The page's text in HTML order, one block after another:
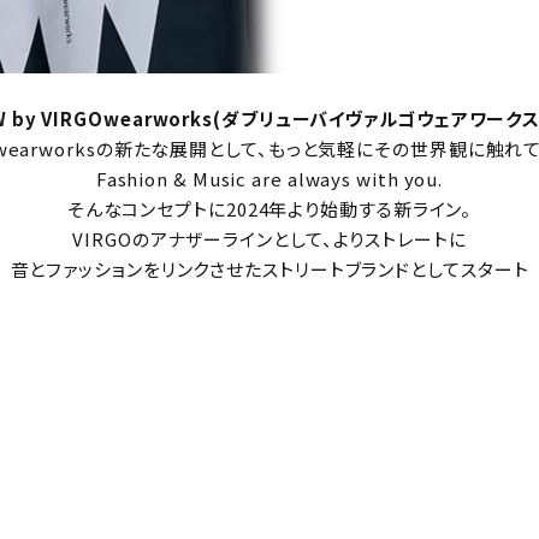
by VIRGOwearworks(ダブリューバイヴァルゴウェアワーク
の新たな展開として、もっと気軽にその世界観に触れて
Fashion & Music are always with you.
そんなコンセプトに2024年より始動する新ライン。
VIRGOのアナザーラインとして、よりストレートに
音とファッションをリンクさせたストリートブランドとしてスタート